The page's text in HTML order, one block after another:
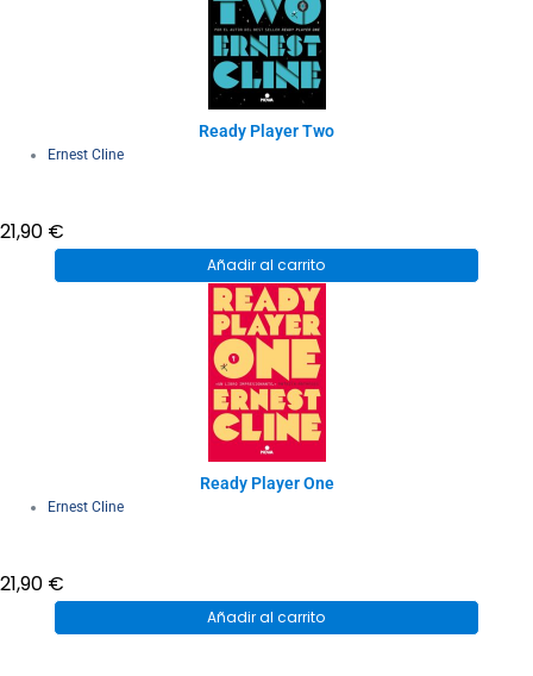
Ready Player Two
Ernest Cline
21,90 €
Añadir al carrito
Ready Player One
Ernest Cline
21,90 €
Añadir al carrito